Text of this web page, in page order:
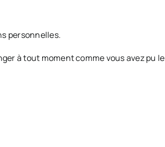
personnelles.
à tout moment comme vous avez pu le